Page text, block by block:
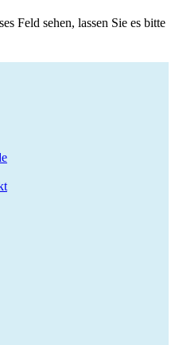
Feld sehen, lassen Sie es bitte